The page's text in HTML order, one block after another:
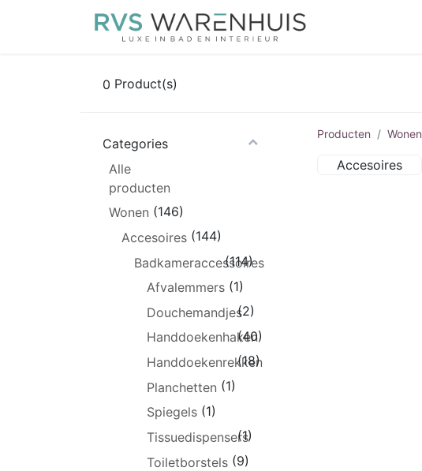
0 Product(s)
Categories
Alle
producten
Wonen (146)
Accesoires (144)
Badkameraccessoires
(114)
Afvalemmers (1)
Douchemandjes(2)
Handdoekenhaken
(40)
Handdoekenrekken
(18)
Planchetten (1)
Spiegels (1)
Tissuedispensers
(1)
Toiletborstels (9)
Producten Wonen
Accesoires